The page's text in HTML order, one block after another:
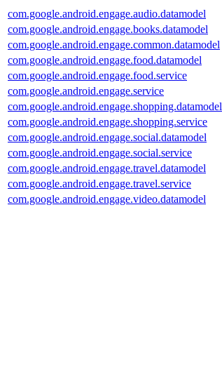
com.google.android.engage.audio.datamodel
com.google.android.engage.books.datamodel
com.google.android.engage.common.datamodel
com.google.android.engage.food.datamodel
com.google.android.engage.food.service
com.google.android.engage.service
com.google.android.engage.shopping.datamodel
com.google.android.engage.shopping.service
com.google.android.engage.social.datamodel
com.google.android.engage.social.service
com.google.android.engage.travel.datamodel
com.google.android.engage.travel.service
com.google.android.engage.video.datamodel